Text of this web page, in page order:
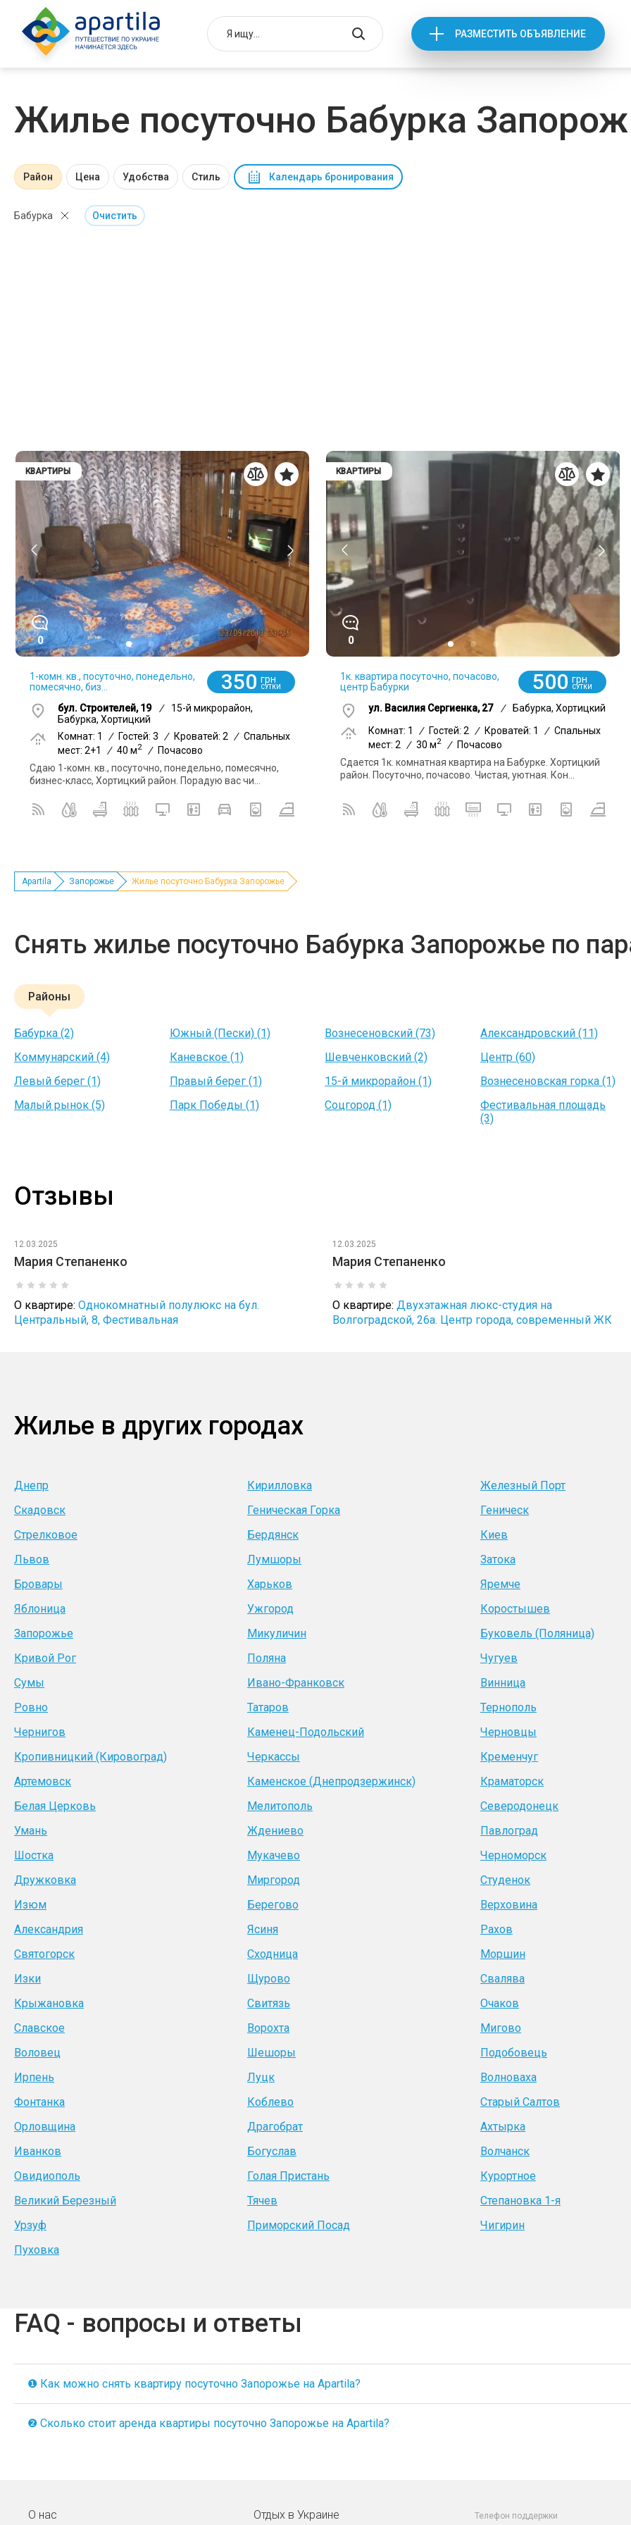
РАЗМЕСТИТЬ ОБЪЯВЛЕНИЕ
Жилье посуточно Бабурка
Район Цена Удобства Стиль Календарь бронирования
Бабурка Очистить
КВАРТИРЫ
0
1-комн. кв., посуточно, понедельно,
помесячно, биз...
350 грн
СУТКИ
бул. Строителей, 19 /
15-й микрорайон,
Бабурка, Хортицкий
Комнат: 1
/ Гостей: 3 / Кроватей: 2 / Спальных
мест: 2+1
/ 40 м2 /
Почасово
Сдаю 1-комн. кв., посуточно, понедельно, помесячно,
бизнес-класс, Хортицкий район. Порадую вас чи...
КВАРТИРЫ
0
1к. квартира посуточно, почасово,
центр Бабурки
500 грн
СУТКИ
ул. Василия Сергиенка, 27 /
Бабурка, Хортицкий
Комнат: 1
/ Гостей: 2 / Кроватей: 1 / Спальных
мест: 2
/ 30 м2 /
Почасово
Сдается 1к. комнатная квартира на Бабурке. Хортицкий
район. Посуточно, почасово. Чистая, уютная. Кон...
Apartila Запорожье Жилье посуточно Бабурка Запорожье
Снять жилье посуточно Бабурка Запорожье по
Районы
Бабурка (2) Южный (Пески) (1) Вознесеновский (73) Александровский (11)
Коммунарский (4)
Каневское (1) Шевченковский (2) Центр (60)
Левый берег (1)
Правый берег (1) 15-й микрорайон (1) Вознесеновская горка (1)
Малый рынок (5)
Парк Победы (1) Соцгород (1)
Фестивальная площадь
(3)
Отзывы
12.03.2025
Мария Степаненко
О квартире: Однокомнатный полулюкс на бул.
Центральный, 8, Фестивальная
12.03.2025
Мария Степаненко
О квартире: Двухэтажная люкс-студия на
Волгоградской, 26а. Центр города, современный ЖК
Жилье в других городах
Днепр Кирилловка Железный Порт
Скадовск
Геническая Горка Геническ
Стрелковое
Бердянск Киев
Львов
Лумшоры Затока
Бровары
Харьков Яремче
Яблоница
Ужгород Коростышев
Запорожье
Микуличин Буковель (Поляница)
Кривой Рог
Поляна Чугуев
Сумы
Ивано-Франковск Винница
Ровно
Татаров Тернополь
Чернигов
Каменец-Подольский Черновцы
Кропивницкий (Кировоград)
Черкассы Кременчуг
Артемовск
Каменское (Днепродзержинск) Краматорск
Белая Церковь
Мелитополь Северодонецк
Умань
Ждениево Павлоград
Шостка
Мукачево Черноморск
Дружковка
Миргород Студенок
Изюм
Берегово Верховина
Александрия
Ясиня Рахов
Святогорск
Сходница Моршин
Изки
Щурово Свалява
Крыжановка
Свитязь Очаков
Славское
Ворохта Мигово
Воловец
Шешоры Подобовець
Ирпень
Луцк Волноваха
Фонтанка
Коблево Старый Салтов
Орловщина
Драгобрат Ахтырка
Иванков
Богуслав Волчанск
Овидиополь
Голая Пристань Курортное
Великий Березный
Тячев Степановка 1-я
Урзуф
Приморский Посад Чигирин
Пуховка
FAQ - вопросы и ответы
❶ Как можно снять квартиру посуточно Запорожье на Apartila?
❷ Сколько стоит аренда квартиры посуточно Запорожье на Apartila?
О нас Отдых в Украине Телефон поддержки